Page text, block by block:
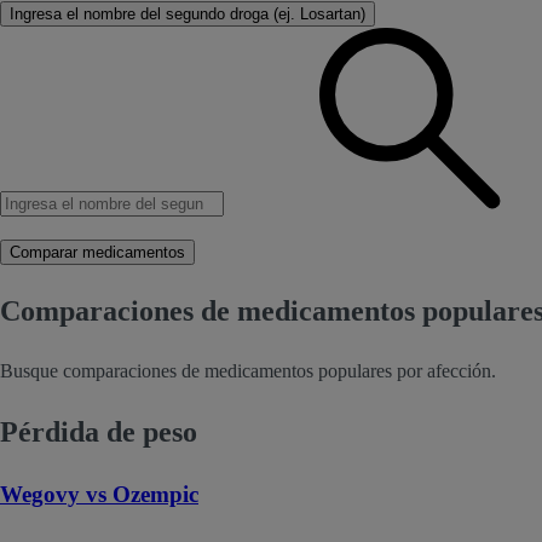
Ingresa el nombre del segundo droga (ej. Losartan)
Comparar medicamentos
Comparaciones de medicamentos
Busque comparaciones de medicamentos populares por afección.
Pérdida de peso
Wegovy vs Ozempic